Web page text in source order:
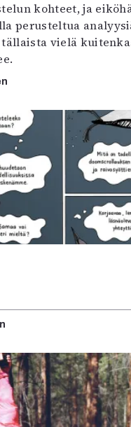
kohteet, ja
perusteltua
vielä